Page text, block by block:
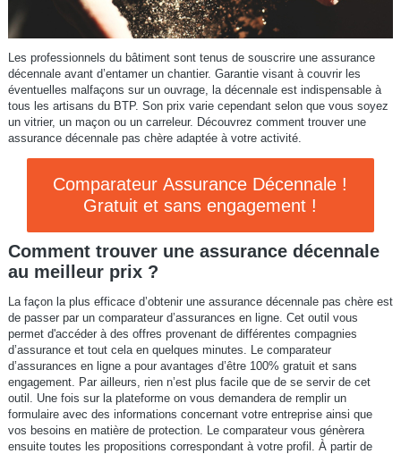
Les professionnels du bâtiment sont tenus de souscrire une assurance
décennale avant d’entamer un chantier. Garantie visant à couvrir les
éventuelles malfaçons sur un ouvrage, la décennale est indispensable à
tous les artisans du BTP. Son prix varie cependant selon que vous soyez
un vitrier, un maçon ou un carreleur. Découvrez comment trouver une
assurance décennale pas chère adaptée à votre activité.
Comparateur Assurance Décennale !
Gratuit et sans engagement !
Comment trouver une assurance décennale
au meilleur prix ?
La façon la plus efficace d’obtenir une assurance décennale pas chère est
de passer par un comparateur d’assurances en ligne. Cet outil vous
permet d'accéder à des offres provenant de différentes compagnies
d’assurance et tout cela en quelques minutes. Le comparateur
d’assurances en ligne a pour avantages d’être 100% gratuit et sans
engagement. Par ailleurs, rien n’est plus facile que de se servir de cet
outil. Une fois sur la plateforme on vous demandera de remplir un
formulaire avec des informations concernant votre entreprise ainsi que
vos besoins en matière de protection. Le comparateur vous génèrera
ensuite toutes les propositions correspondant à votre profil. À partir de